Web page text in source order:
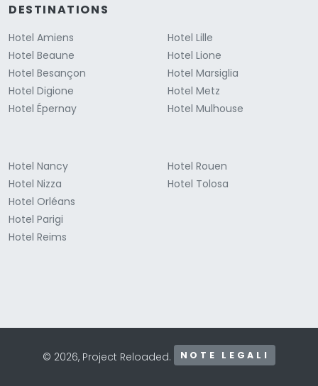
DESTINATIONS
Hotel Amiens
Hotel Beaune
Hotel Besançon
Hotel Digione
Hotel Épernay
Hotel Lille
Hotel Lione
Hotel Marsiglia
Hotel Metz
Hotel Mulhouse
Hotel Nancy
Hotel Nizza
Hotel Orléans
Hotel Parigi
Hotel Reims
Hotel Rouen
Hotel Tolosa
© 2026, Project Reloaded. NOTE LEGALI